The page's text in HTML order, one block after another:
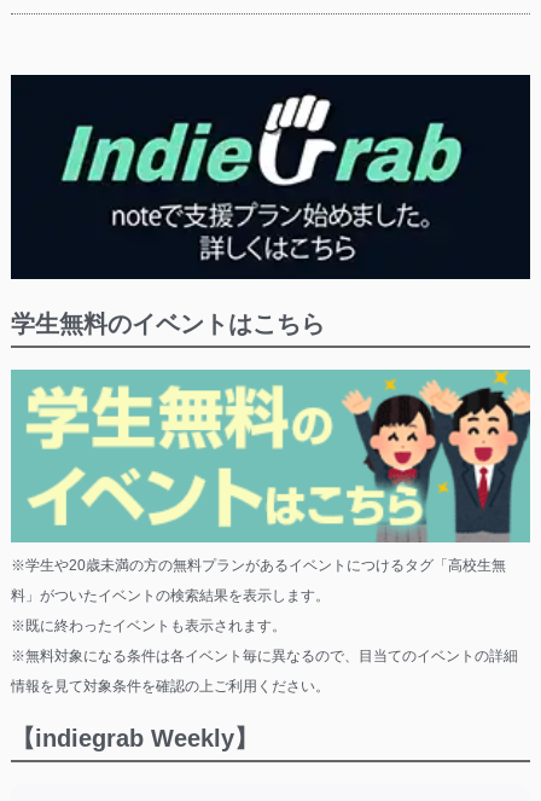
学生無料のイベントはこちら
※学生や20歳未満の方の無料プランがあるイベントにつけるタグ「高校生無
料」がついたイベントの検索結果を表示します。
※既に終わったイベントも表示されます。
※無料対象になる条件は各イベント毎に異なるので、目当てのイベントの詳細
情報を見て対象条件を確認の上ご利用ください。
【indiegrab Weekly】